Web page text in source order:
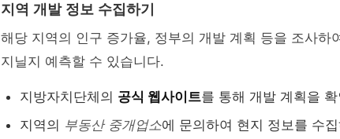
지역 개발 정보 수집하기
해당 지역의 인구 증가율, 정부의 개발 계획 등을 조사하
지닐지 예측할 수 있습니다.
지방자치단체의 공식 웹사이트를 통해 개발 계획을
지역의 부동산 중개업소에 문의하여 현지 정보를 수